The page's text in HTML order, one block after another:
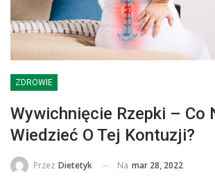
ZDROWIE
Wywichnięcie Rzepki – Co
Wiedzieć O Tej Kontuzji?
Przez Dietetyk Na mar 28, 2022